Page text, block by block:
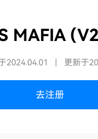
MAFIA
2024.04.01 更新于
去注册